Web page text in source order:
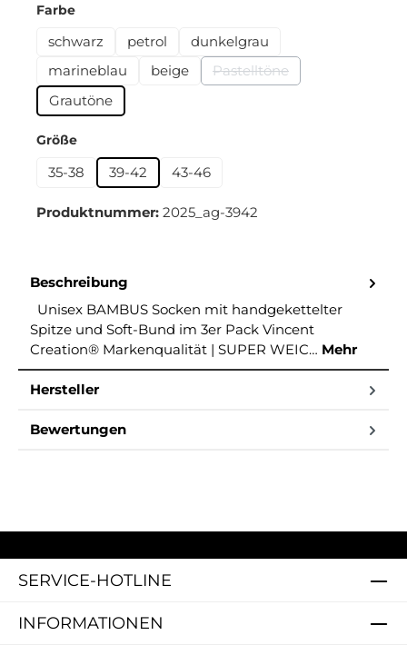
Farbeauswählen
schwarz petrol
dunkelgrau
marineblau
beige Pastelltöne
(Diese Option ist zurzeit
Grautöne
Größeauswählen
35-38 39-42 43-46
Produktnummer: 2025_ag-3942
Beschreibung
Unisex BAMBUS Socken mit handgekettelter
Spitze und Soft-Bund im 3er Pack Vincent
Creation® Markenqualität | SUPER WEIC… Mehr
Hersteller
Bewertungen
SERVICE-HOTLINE
INFORMATIONEN